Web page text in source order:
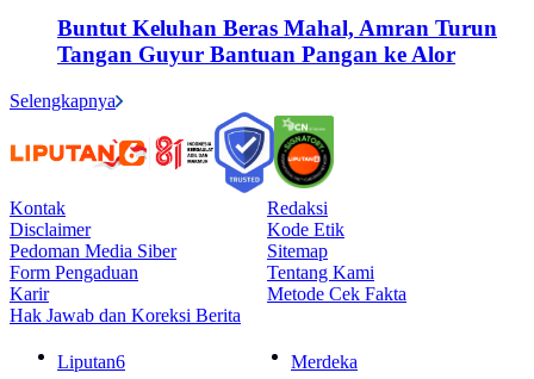
Buntut Keluhan Beras Mahal, Amran Turun
Tangan Guyur Bantuan Pangan ke Alor
Selengkapnya
Kontak
Redaksi
Disclaimer
Kode Etik
Pedoman Media Siber
Sitemap
Form Pengaduan
Tentang Kami
Karir
Metode Cek Fakta
Hak Jawab dan Koreksi Berita
Liputan6
Merdeka